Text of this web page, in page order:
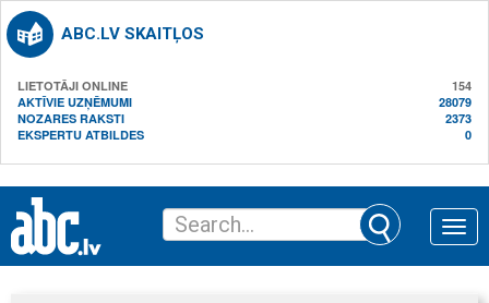
ABC.LV SKAITĻOS
LIETOTĀJI ONLINE
154
AKTĪVIE UZŅĒMUMI
28079
NOZARES RAKSTI
2373
EKSPERTU ATBILDES
0
Toggle